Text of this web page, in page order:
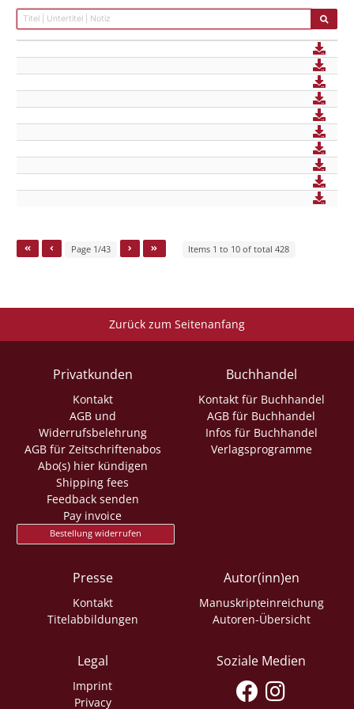
Page 1/43 Items 1 to 10 of total 428
Zurück zum Seitenanfang
Privatkunden
Kontakt
AGB und
Widerrufsbelehrung
AGB für Zeitschriftenabos
Abo(s) hier kündigen
Shipping fees
Feedback senden
Pay invoice
Bestellung widerrufen
Buchhandel
Kontakt für Buchhandel
AGB für Buchhandel
Infos für Buchhandel
Verlagsprogramme
Presse
Kontakt
Titelabbildungen
Autor(inn)en
Manuskripteinreichung
Autoren-Übersicht
Legal
Imprint
Privacy
Soziale Medien